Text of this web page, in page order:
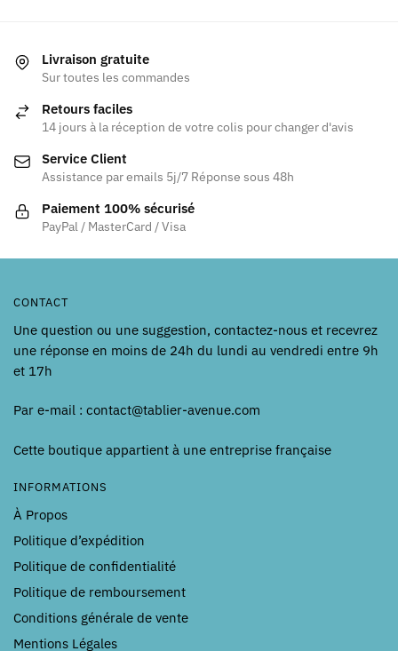
Livraison gratuite
Sur toutes les commandes
Retours faciles
14 jours à la réception de votre colis pour changer d'avis
Service Client
Assistance par emails 5j/7 Réponse sous 48h
Paiement 100% sécurisé
PayPal / MasterCard / Visa
CONTACT
Une question ou une suggestion, contactez-nous et recevrez
une réponse en moins de 24h du lundi au vendredi entre 9h
et 17h
Par e-mail : contact@tablier-avenue.com
Cette boutique appartient à une entreprise française
INFORMATIONS
À Propos
Politique d’expédition
Politique de confidentialité
Politique de remboursement
Conditions générale de vente
Mentions Légales